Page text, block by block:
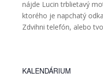
nájde Lucin trblietavý
ktorého je napchatý
Zdvihni telefón, alebo
KALENDÁRIUM